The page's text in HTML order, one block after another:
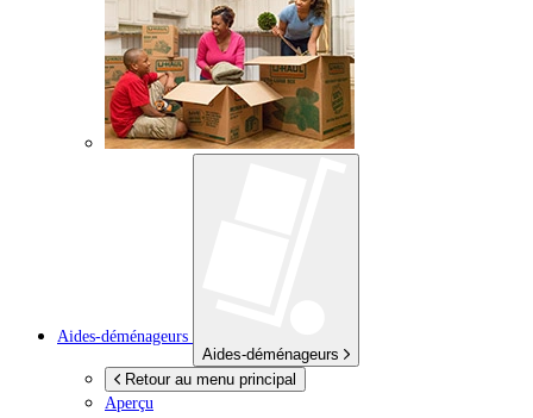
Aides-déménageurs
Aides-déménageurs
Retour au menu principal
Aperçu